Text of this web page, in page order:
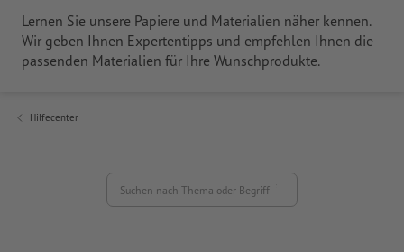
Lernen Sie unsere Papiere und Materialien näher kennen.
Wir geben Ihnen Expertentipps und empfehlen Ihnen die
passenden Materialien für Ihre Wunschprodukte.
Hilfecenter
Suchen nach Thema oder Begriff